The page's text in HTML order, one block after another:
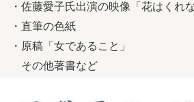
・佐藤愛子氏出演の映像「花はくれ
・直筆の色紙
・原稿「女であること」
その他著書など